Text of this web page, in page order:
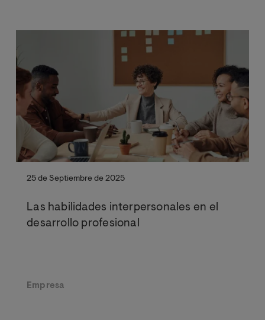
25 de Septiembre de 2025
Las habilidades interpersonales en el
desarrollo profesional
Empresa